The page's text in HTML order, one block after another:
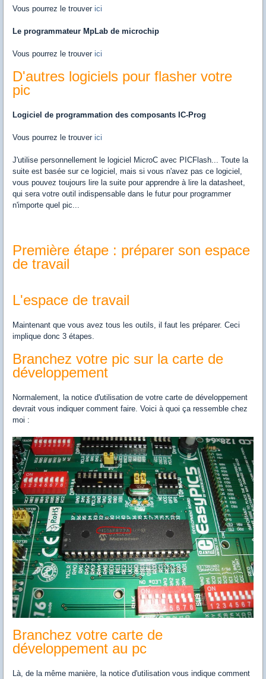
Vous pourrez le trouver ici
Le programmateur MpLab de microchip
Vous pourrez le trouver ici
D'autres logiciels pour flasher votre
pic
Logiciel de programmation des composants IC-Prog
Vous pourrez le trouver ici
J'utilise personnellement le logiciel MicroC avec PICFlash... Toute la
suite est basée sur ce logiciel, mais si vous n'avez pas ce logiciel,
vous pouvez toujours lire la suite pour apprendre à lire la datasheet,
qui sera votre outil indispensable dans le futur pour programmer
n'importe quel pic...
Première étape : préparer son espace
de travail
L'espace de travail
Maintenant que vous avez tous les outils, il faut les préparer. Ceci
implique donc 3 étapes.
Branchez votre pic sur la carte de
développement
Normalement, la notice d'utilisation de votre carte de développement
devrait vous indiquer comment faire. Voici à quoi ça ressemble chez
moi :
Branchez votre carte de
développement au pc
Là, de la même manière, la notice d'utilisation vous indique comment